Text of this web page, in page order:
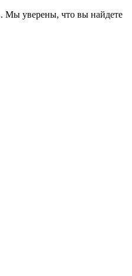
Мы уверены, что вы найдете